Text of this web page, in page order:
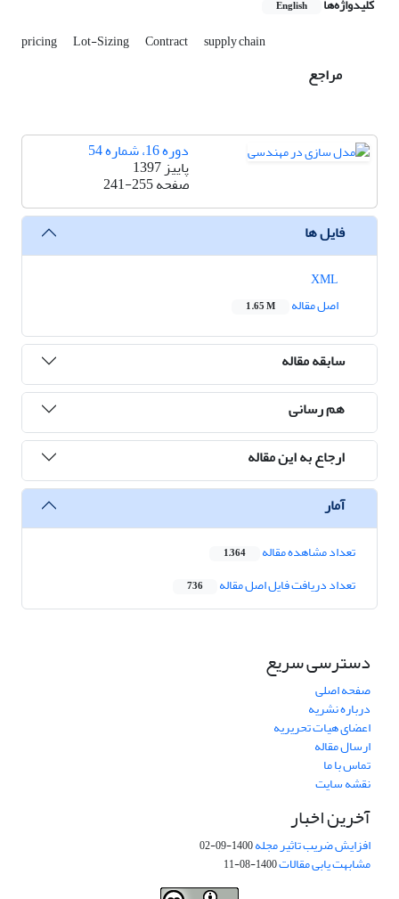
کلیدواژه‌ها English
pricing Lot-Sizing Contract supply chain
مراجع
دوره 16، شماره 54
پاییز 1397
صفحه241-255
فایل ها
اصل مقاله
1.65 M
سابقه مقاله
هم رسانی
ارجاع به این مقاله
آمار
تعداد مشاهده مقاله 1,364
تعداد دریافت فایل اصل مقاله 736
دسترسی سریع
صفحه اصلی
درباره نشریه
اعضای هیات تحریریه
ارسال مقاله
تماس با ما
نقشه سایت
آخرین اخبار
افزایش ضریب تاثیر مجله1400-09-02
مشابهت یابی مقالات1400-08-11